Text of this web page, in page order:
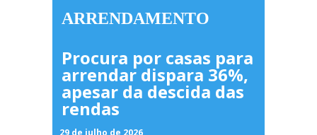
ARRENDAMENTO
Procura por casas para
arrendar dispara 36%,
apesar da descida das
rendas
29 de julho de 2026